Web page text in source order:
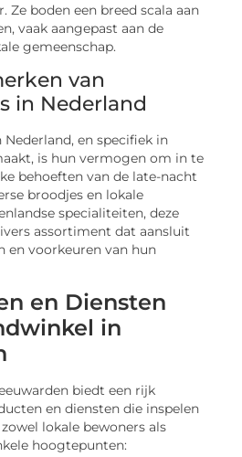
Ze boden een breed scala aan
vaak aangepast aan de
gemeenschap.
van
in Nederland
en specifiek in
is hun vermogen om in te
behoeften van de late-nacht
broodjes en lokale
specialiteiten, deze
assortiment dat aansluit
en voorkeuren van hun
en Diensten
in
biedt een rijk
en diensten die inspelen
lokale bewoners als
hoogtepunten: